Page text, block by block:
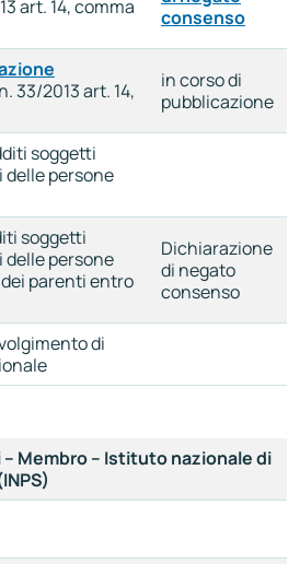
art. 14, comma
consenso
33/2013 art. 14,
in corso di
pubblicazione
soggetti
delle persone
soggetti
delle persone
parenti entro
Dichiarazione
di negato
consenso
di
Membro – Istituto nazionale di